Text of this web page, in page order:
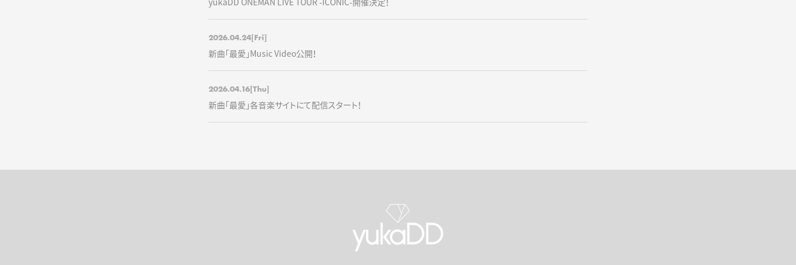
2026.04.24[Fri]
新曲「最愛」Music Video公開！
2026.04.16[Thu]
新曲「最愛」各音楽サイトにて配信スタート！